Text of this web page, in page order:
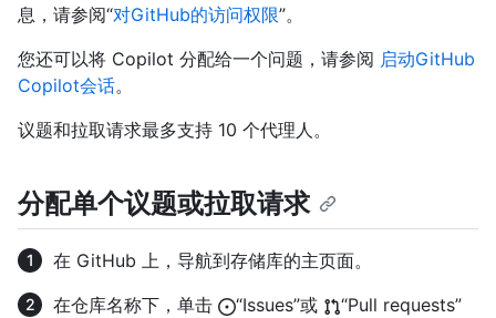
息，请参阅“对GitHub的访问权限”。
您还可以将 Copilot 分配给一个问题，请参阅 启动GitHub
Copilot会话。
议题和拉取请求最多支持 10 个代理人。
分配单个议题或拉取请求
在 GitHub 上，导航到存储库的主页面。
在仓库名称下，单击
“Issues”或
“Pull requests”